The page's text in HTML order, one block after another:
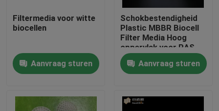
Kwaliteitscontrole
Contacteer ons
Filtermedia voor witte
biocellen
Aanvraag sturen
Schokbestendigheid
Plastic MBBR Biocell
Filter Media Hoog
oppervlak voor RAS
Aanvraag sturen